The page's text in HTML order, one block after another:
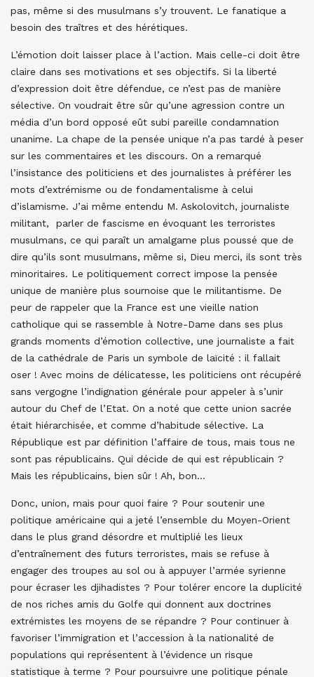
pas, même si des musulmans s’y trouvent. Le fanatique a
besoin des traîtres et des hérétiques.
L’émotion doit laisser place à l’action. Mais celle-ci doit être
claire dans ses motivations et ses objectifs. Si la liberté
d’expression doit être défendue, ce n’est pas de manière
sélective. On voudrait être sûr qu’une agression contre un
média d’un bord opposé eût subi pareille condamnation
unanime. La chape de la pensée unique n’a pas tardé à peser
sur les commentaires et les discours. On a remarqué
l’insistance des politiciens et des journalistes à préférer les
mots d’extrémisme ou de fondamentalisme à celui
d’islamisme. J’ai même entendu M. Askolovitch, journaliste
militant, parler de fascisme en évoquant les terroristes
musulmans, ce qui paraît un amalgame plus poussé que de
dire qu’ils sont musulmans, même si, Dieu merci, ils sont très
minoritaires. Le politiquement correct impose la pensée
unique de manière plus sournoise que le militantisme. De
peur de rappeler que la France est une vieille nation
catholique qui se rassemble à Notre-Dame dans ses plus
grands moments d’émotion collective, une journaliste a fait
de la cathédrale de Paris un symbole de laïcité : il fallait
oser ! Avec moins de délicatesse, les politiciens ont récupéré
sans vergogne l’indignation générale pour appeler à s’unir
autour du Chef de l’Etat. On a noté que cette union sacrée
était hiérarchisée, et comme d’habitude sélective. La
République est par définition l’affaire de tous, mais tous ne
sont pas républicains. Qui décide de qui est républicain ?
Mais les républicains, bien sûr ! Ah, bon…
Donc, union, mais pour quoi faire ? Pour soutenir une
politique américaine qui a jeté l’ensemble du Moyen-Orient
dans le plus grand désordre et multiplié les lieux
d’entraînement des futurs terroristes, mais se refuse à
engager des troupes au sol ou à appuyer l’armée syrienne
pour écraser les djihadistes ? Pour tolérer encore la duplicité
de nos riches amis du Golfe qui donnent aux doctrines
extrémistes les moyens de se répandre ? Pour continuer à
favoriser l’immigration et l’accession à la nationalité de
populations qui représentent à l’évidence un risque
statistique à terme ? Pour poursuivre une politique pénale